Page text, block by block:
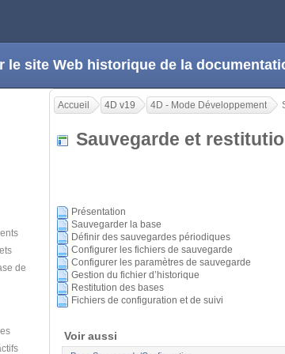
le site Web historique de la
de
Accueil 4D v19 4D - Mode Développement
Sauvegarde et
Présentation
Sauvegarder la base
Définir des sauvegardes périodiques
Configurer les fichiers de sauvegarde
Configurer les paramètres de sauvegarde
Gestion du fichier d’historique
Restitution des bases
Fichiers de configuration et de suivi
Voir aussi